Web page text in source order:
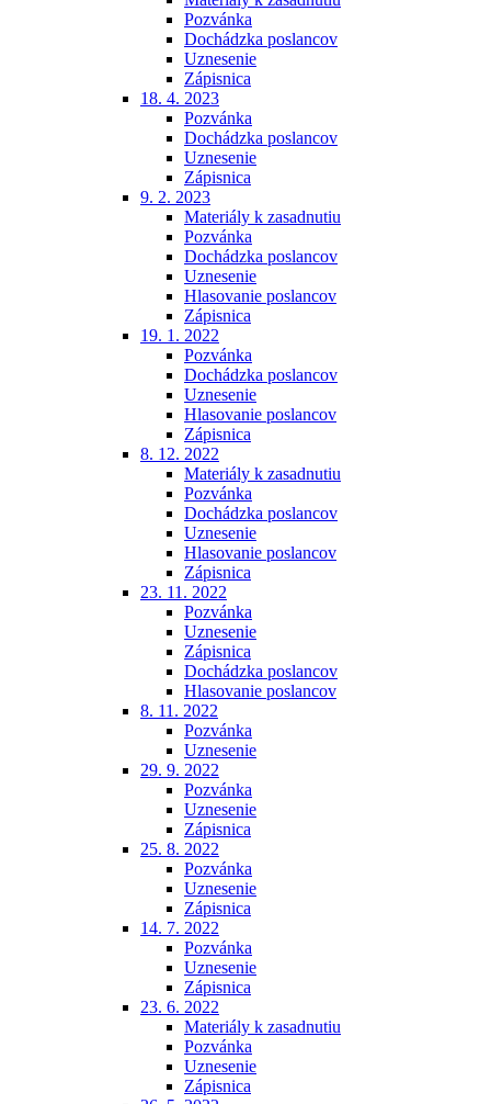
Pozvánka
Dochádzka poslancov
Uznesenie
Zápisnica
18. 4. 2023
Pozvánka
Dochádzka poslancov
Uznesenie
Zápisnica
9. 2. 2023
Materiály k zasadnutiu
Pozvánka
Dochádzka poslancov
Uznesenie
Hlasovanie poslancov
Zápisnica
19. 1. 2022
Pozvánka
Dochádzka poslancov
Uznesenie
Hlasovanie poslancov
Zápisnica
8. 12. 2022
Materiály k zasadnutiu
Pozvánka
Dochádzka poslancov
Uznesenie
Hlasovanie poslancov
Zápisnica
23. 11. 2022
Pozvánka
Uznesenie
Zápisnica
Dochádzka poslancov
Hlasovanie poslancov
8. 11. 2022
Pozvánka
Uznesenie
29. 9. 2022
Pozvánka
Uznesenie
Zápisnica
25. 8. 2022
Pozvánka
Uznesenie
Zápisnica
14. 7. 2022
Pozvánka
Uznesenie
Zápisnica
23. 6. 2022
Materiály k zasadnutiu
Pozvánka
Uznesenie
Zápisnica